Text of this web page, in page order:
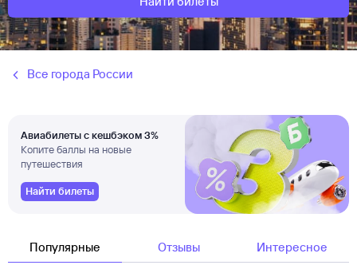
Все города России
Авиабилеты с кешбэком 3%
Копите баллы на новые
путешествия
Найти билеты
Популярные Отзывы Интересное